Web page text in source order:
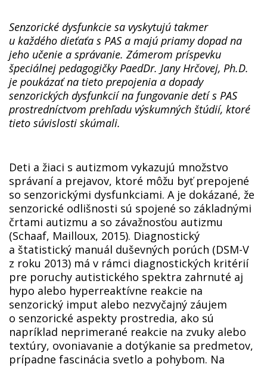
Senzorické dysfunkcie sa vyskytujú takmer
u každého dieťaťa s PAS a majú priamy dopad na
jeho učenie a správanie. Zámerom príspevku
špeciálnej pedagogičky PaedDr. Jany Hrčovej, Ph.D.
je poukázať na tieto prepojenia a dopady
senzorických dysfunkcií na fungovanie detí s PAS
prostredníctvom prehľadu výskumných štúdií, ktoré
tieto súvislosti skúmali.
Deti a žiaci s autizmom vykazujú množstvo
správaní a prejavov, ktoré môžu byť prepojené
so senzorickými dysfunkciami. A je dokázané, že
senzorické odlišnosti sú spojené so základnými
črtami autizmu a so závažnosťou autizmu
(Schaaf, Mailloux, 2015). Diagnostický
a štatistický manuál duševných porúch (DSM-V
z roku 2013) má v rámci diagnostických kritérií
pre poruchy autistického spektra zahrnuté aj
hypo alebo hyperreaktívne reakcie na
senzorický imput alebo nezvyčajný záujem
o senzorické aspekty prostredia, ako sú
napríklad neprimerané reakcie na zvuky alebo
textúry, ovoniavanie a dotýkanie sa predmetov,
prípadne fascinácia svetlo a pohybom. Na